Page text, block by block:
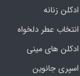
ادکلن زنانه
انتخاب عطر دلخواه
ادکلن های مینی
اسپری جانوین